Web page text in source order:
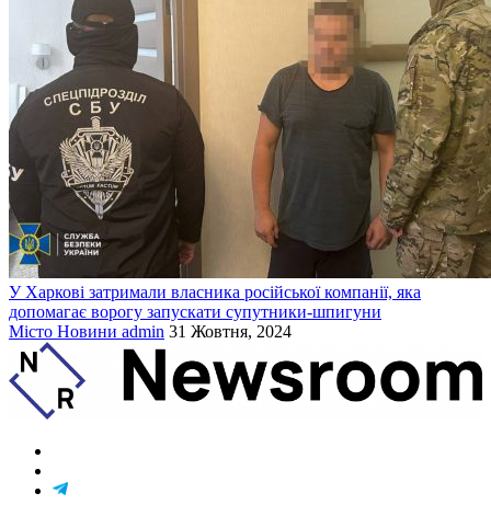
У Харкові затримали власника російської компанії, яка
допомагає ворогу запускати супутники-шпигуни
Місто Новини admin 31 Жовтня, 2024